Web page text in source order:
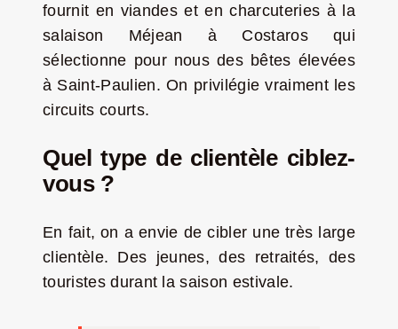
fournit en viandes et en charcuteries à la
salaison Méjean à Costaros qui
sélectionne pour nous des bêtes élevées
à Saint-Paulien. On privilégie vraiment les
circuits courts.
Quel type de clientèle ciblez-
vous ?
En fait, on a envie de cibler une très large
clientèle. Des jeunes, des retraités, des
touristes durant la saison estivale.